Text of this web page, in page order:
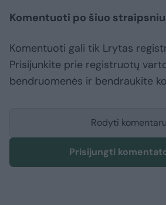
Komentuoti po šiuo straipsniu
Komentuoti gali tik Lrytas
Prisijunkite prie registruotų
bendruomenės ir bendraukite
Rodyti
Prisijungti